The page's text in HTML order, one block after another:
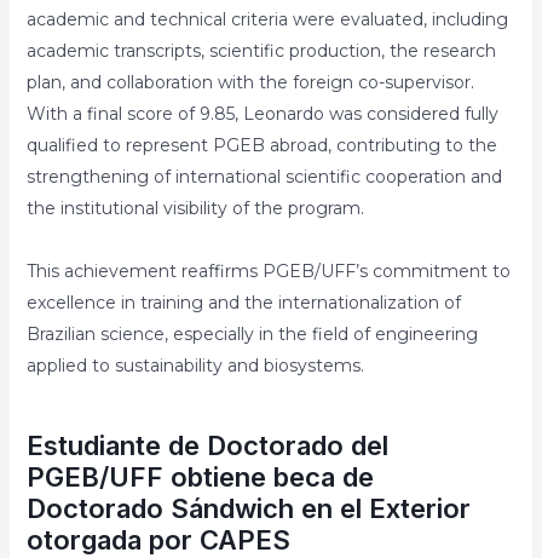
academic and technical criteria were evaluated, including
academic transcripts, scientific production, the research
plan, and collaboration with the foreign co-supervisor.
With a final score of 9.85, Leonardo was considered fully
qualified to represent PGEB abroad, contributing to the
strengthening of international scientific cooperation and
the institutional visibility of the program.
This achievement reaffirms PGEB/UFF’s commitment to
excellence in training and the internationalization of
Brazilian science, especially in the field of engineering
applied to sustainability and biosystems.
Estudiante de Doctorado del
PGEB/UFF obtiene beca de
Doctorado Sándwich en el Exterior
otorgada por CAPES